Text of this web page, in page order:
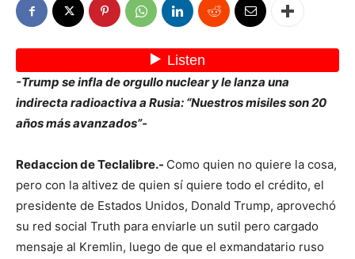
-Trump se infla de orgullo nuclear y le lanza una
indirecta radioactiva a Rusia: “Nuestros misiles son 20
años más avanzados”-
Redaccion de Teclalibre.- Como quien no quiere la cosa,
pero con la altivez de quien sí quiere todo el crédito, el
presidente de Estados Unidos, Donald Trump, aprovechó
su red social Truth para enviarle un sutil pero cargado
mensaje al Kremlin, luego de que el exmandatario ruso